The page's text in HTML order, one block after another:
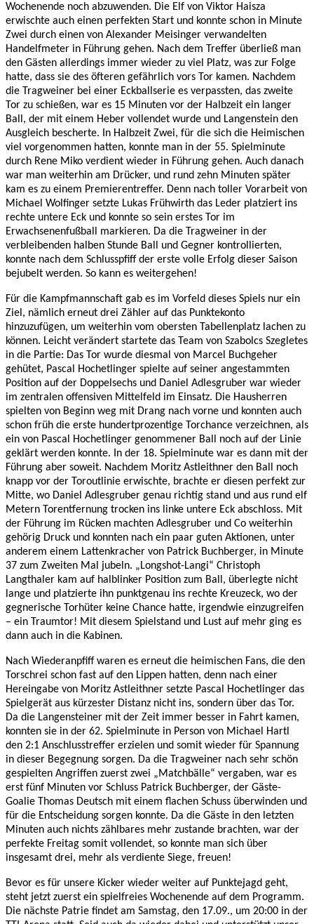
Wochenende noch abzuwenden. Die Elf von Viktor Haisza
erwischte auch einen perfekten Start und konnte schon in Minute
Zwei durch einen von Alexander Meisinger verwandelten
Handelfmeter in Führung gehen. Nach dem Treffer überließ man
den Gästen allerdings immer wieder zu viel Platz, was zur Folge
hatte, dass sie des öfteren gefährlich vors Tor kamen. Nachdem
die Tragweiner bei einer Eckballserie es verpassten, das zweite
Tor zu schießen, war es 15 Minuten vor der Halbzeit ein langer
Ball, der mit einem Heber vollendet wurde und Langenstein den
Ausgleich bescherte. In Halbzeit Zwei, für die sich die Heimischen
viel vorgenommen hatten, konnte man in der 55. Spielminute
durch Rene Miko verdient wieder in Führung gehen. Auch danach
war man weiterhin am Drücker, und rund zehn Minuten später
kam es zu einem Premierentreffer. Denn nach toller Vorarbeit von
Michael Wolfinger setzte Lukas Frühwirth das Leder platziert ins
rechte untere Eck und konnte so sein erstes Tor im
Erwachsenenfußball markieren. Da die Tragweiner in der
verbleibenden halben Stunde Ball und Gegner kontrollierten,
konnte nach dem Schlusspfiff der erste volle Erfolg dieser Saison
bejubelt werden. So kann es weitergehen!
Für die Kampfmannschaft gab es im Vorfeld dieses Spiels nur ein
Ziel, nämlich erneut drei Zähler auf das Punktekonto
hinzuzufügen, um weiterhin vom obersten Tabellenplatz lachen zu
können. Leicht verändert startete das Team von Szabolcs Szegletes
in die Partie: Das Tor wurde diesmal von Marcel Buchgeher
gehütet, Pascal Hochetlinger spielte auf seiner angestammten
Position auf der Doppelsechs und Daniel Adlesgruber war wieder
im zentralen offensiven Mittelfeld im Einsatz. Die Hausherren
spielten von Beginn weg mit Drang nach vorne und konnten auch
schon früh die erste hundertprozentige Torchance verzeichnen, als
ein von Pascal Hochetlinger genommener Ball noch auf der Linie
geklärt werden konnte. In der 18. Spielminute war es dann mit der
Führung aber soweit. Nachdem Moritz Astleithner den Ball noch
knapp vor der Toroutlinie erwischte, brachte er diesen perfekt zur
Mitte, wo Daniel Adlesgruber genau richtig stand und aus rund elf
Metern Torentfernung trocken ins linke untere Eck abschloss. Mit
der Führung im Rücken machten Adlesgruber und Co weiterhin
gehörig Druck und konnten nach ein paar guten Aktionen, unter
anderem einem Lattenkracher von Patrick Buchberger, in Minute
37 zum Zweiten Mal jubeln. „Longshot-Langi“ Christoph
Langthaler kam auf halblinker Position zum Ball, überlegte nicht
lange und platzierte ihn punktgenau ins rechte Kreuzeck, wo der
gegnerische Torhüter keine Chance hatte, irgendwie einzugreifen
– ein Traumtor! Mit diesem Spielstand und Lust auf mehr ging es
dann auch in die Kabinen.
Nach Wiederanpfiff waren es erneut die heimischen Fans, die den
Torschrei schon fast auf den Lippen hatten, denn nach einer
Hereingabe von Moritz Astleithner setzte Pascal Hochetlinger das
Spielgerät aus kürzester Distanz nicht ins, sondern über das Tor.
Da die Langensteiner mit der Zeit immer besser in Fahrt kamen,
konnten sie in der 62. Spielminute in Person von Michael Hartl
den 2:1 Anschlusstreffer erzielen und somit wieder für Spannung
in dieser Begegnung sorgen. Da die Tragweiner nach sehr schön
gespielten Angriffen zuerst zwei „Matchbälle“ vergaben, war es
erst fünf Minuten vor Schluss Patrick Buchberger, der Gäste-
Goalie Thomas Deutsch mit einem flachen Schuss überwinden und
für die Entscheidung sorgen konnte. Da die Gäste in den letzten
Minuten auch nichts zählbares mehr zustande brachten, war der
perfekte Freitag somit vollendet, so konnte man sich über
insgesamt drei, mehr als verdiente Siege, freuen!
Bevor es für unsere Kicker wieder weiter auf Punktejagd geht,
steht jetzt zuerst ein spielfreies Wochenende auf dem Programm.
Die nächste Patrie findet am Samstag, den 17.09., um 20:00 in der